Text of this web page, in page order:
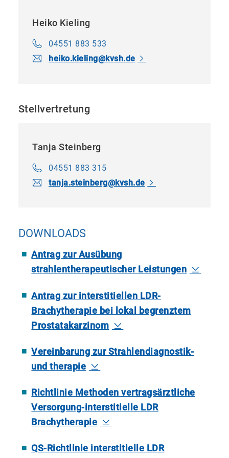
Weiterbildung nach der
Weiterbildungsordnung
für die Nahbestrahlungstherapie eine
der Leitung eines dazu ermächtigten
Arztes
Tätigkeit in der Strahlentherapie von
Hautkrankheiten unter der Leitung eines
dazu ermächtigten Arztes
für die Orthovolttherapie eine mindestens
zwölfmonatige** ständige Tätigkeit in
eines dazu ermächtigten Arztes
für die Brachytherapie eine mindestens
sechsmonatige ständige Tätigkeit in der
Brachytherapie des jeweiligen
dazu ermächtigten Arztes.
Heiko Kieling
04551 883 533
heiko.​kieling​@kvsh.de
Stellvertretung
Tanja Steinberg
04551 883 315
tanja.​steinberg​@kvsh.de
DOWNLOADS
Antrag zur Ausübung
strahlentherapeutischer Leistungen
Antrag zur interstitiellen LDR-
Brachytherapie bei lokal begrenztem
Prostatakarzinom
Vereinbarung zur Strahlendiagnostik-
und therapie
Richtlinie Methoden vertragsärztliche
Versorgung-interstitielle LDR
Brachytherapie
QS-Richtlinie interstitielle LDR